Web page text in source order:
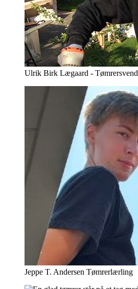
Ulrik Birk Lægaard - Tømrersvend
Jeppe T. Andersen Tømrerlærling